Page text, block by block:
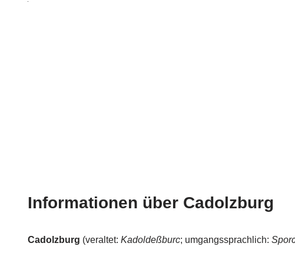
Informationen über Cadolzburg
Cadolzburg (veraltet: Kadoldeßburc; umgangssprachlich: